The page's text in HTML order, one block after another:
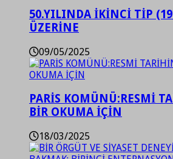
50.YILINDA İKİNCİ TİP
ÜZERİNE
09/05/2025
PARİS KOMÜNÜ:RESMİ
BİR OKUMA İÇİN
18/03/2025